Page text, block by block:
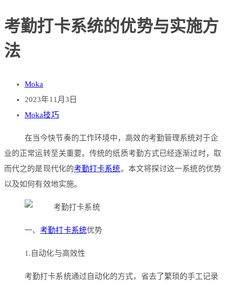
考勤打卡系统的优势与实施方
法
Moka
2023年11月3日
Moka技巧
在当今快节奏的工作环境中，高效的考勤管理系统对于企
业的正常运转至关重要。传统的纸质考勤方式已经逐渐过时，取
而代之的是现代化的考勤打卡系统。本文将探讨这一系统的优势
以及如何有效地实施。
一、考勤打卡系统优势
1.自动化与高效性
考勤打卡系统通过自动化的方式，省去了繁琐的手工记录